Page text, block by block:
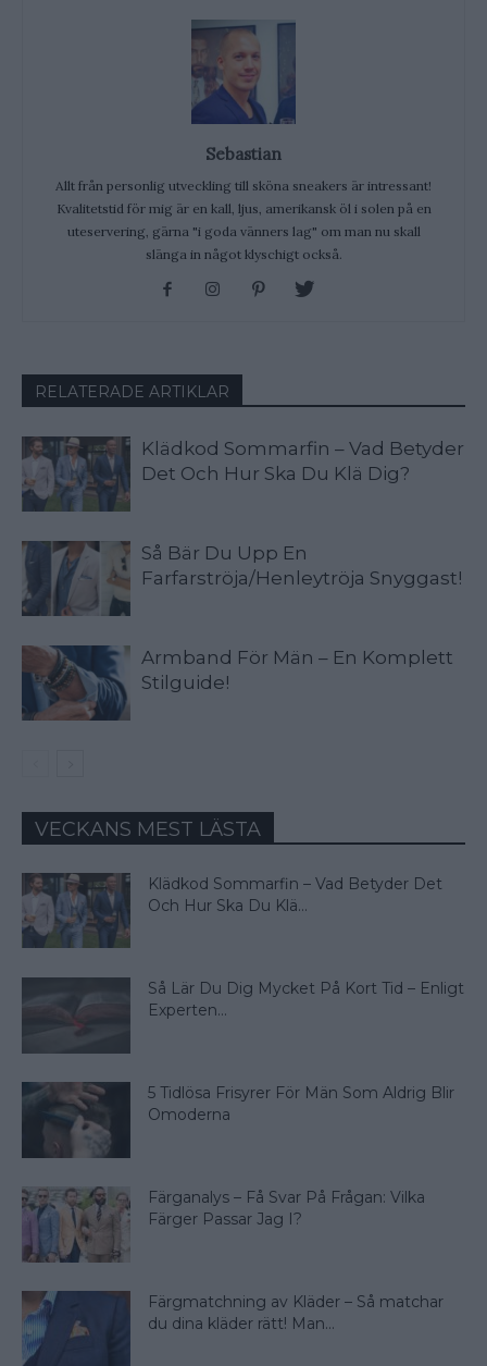
Sebastian
Allt från personlig utveckling till sköna sneakers är intressant!
Kvalitetstid för mig är en kall, ljus, amerikansk öl i solen på en
uteservering, gärna "i goda vänners lag" om man nu skall
slänga in något klyschigt också.
RELATERADE ARTIKLAR
Klädkod Sommarfin – Vad Betyder
Det Och Hur Ska Du Klä Dig?
Så Bär Du Upp En
Farfarströja/Henleytröja Snyggast!
Armband För Män – En Komplett
Stilguide!
VECKANS MEST LÄSTA
Klädkod Sommarfin – Vad Betyder Det
Och Hur Ska Du Klä...
Så Lär Du Dig Mycket På Kort Tid – Enligt
Experten...
5 Tidlösa Frisyrer För Män Som Aldrig Blir
Omoderna
Färganalys – Få Svar På Frågan: Vilka
Färger Passar Jag I?
Färgmatchning av Kläder – Så matchar
du dina kläder rätt! Man...